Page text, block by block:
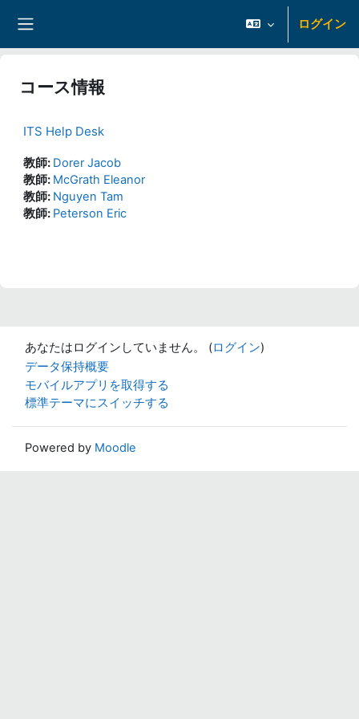
ログイン
コース情報
ITS Help Desk
教師: Dorer Jacob
教師: McGrath Eleanor
教師: Nguyen Tam
教師: Peterson Eric
あなたはログインしていません。 (ログイン)
データ保持概要
モバイルアプリを取得する
標準テーマにスイッチする
Powered by Moodle